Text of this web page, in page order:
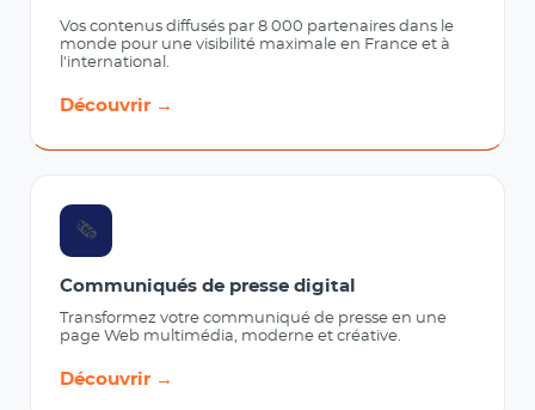
Vos contenus diffusés par 8 000 partenaires dans le
monde pour une visibilité maximale en France et à
l'international.
Découvrir →
🗞️
Communiqués de presse digital
Transformez votre communiqué de presse en une
page Web multimédia, moderne et créative.
Découvrir →